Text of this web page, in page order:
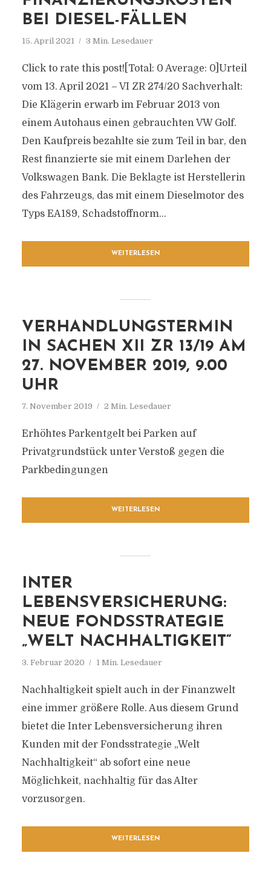
BEI DIESEL-FÄLLEN
15. April 2021 3 Min. Lesedauer
Click to rate this post![Total: 0 Average: 0]Urteil
vom 13. April 2021 – VI ZR 274/20 Sachverhalt:
Die Klägerin erwarb im Februar 2013 von
einem Autohaus einen gebrauchten VW Golf.
Den Kaufpreis bezahlte sie zum Teil in bar, den
Rest finanzierte sie mit einem Darlehen der
Volkswagen Bank. Die Beklagte ist Herstellerin
des Fahrzeugs, das mit einem Dieselmotor des
Typs EA189, Schadstoffnorm...
WEITERLESEN
VERHANDLUNGSTERMIN
IN SACHEN XII ZR 13/19 AM
27. NOVEMBER 2019, 9.00
UHR
7. November 2019 2 Min. Lesedauer
Erhöhtes Parkentgelt bei Parken auf
Privatgrundstück unter Verstoß gegen die
Parkbedingungen
WEITERLESEN
INTER
LEBENSVERSICHERUNG:
NEUE FONDSSTRATEGIE
„WELT NACHHALTIGKEIT“
3. Februar 2020 1 Min. Lesedauer
Nachhaltigkeit spielt auch in der Finanzwelt
eine immer größere Rolle. Aus diesem Grund
bietet die Inter Lebensversicherung ihren
Kunden mit der Fondsstrategie „Welt
Nachhaltigkeit“ ab sofort eine neue
Möglichkeit, nachhaltig für das Alter
vorzusorgen.
WEITERLESEN